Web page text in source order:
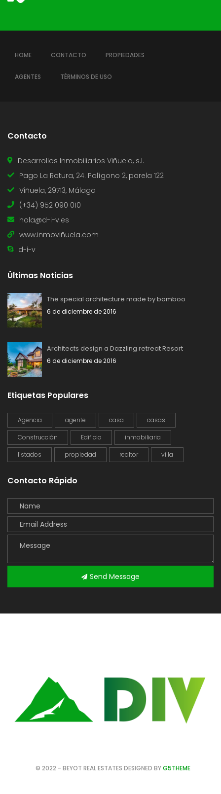
HOME CONTACTO PROPIEDADES
AGENTES TÉRMINOS DE USO
Contacto
Desarrollos Inmobiliarios Viñuela, s.l.
Pago La Rotura, 24. Polígono 2, parela 122
Viñuela, 29713, Málaga
(+34) 952 090 010
hola@d-i-v.es
www.inmoviñuela.com
d-i-v
Últimas Noticias
The special architecture made by bamboo
6 de diciembre de 2016
Architects design a Dazzling retreat Resort
6 de diciembre de 2016
Etiquetas Populares
Agencia agente casa casas
Construcción Edificio inmobiliaria
listados propiedad realtor villa
Contacto Rápido
Send Message
© 2022 - BEYOT REAL ESTATES DESIGNED BYG5THEME